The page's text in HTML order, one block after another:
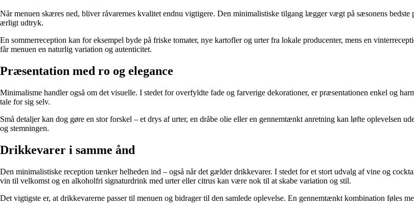
Når menuen skæres ned, bliver råvarernes kvalitet endnu vigtigere. Den minimalistiske tilgang lægger vægt på sæsonens
ærligt udtryk.
En sommerreception kan for eksempel byde på friske tomater, nye kartofler og urter fra lokale producenter, mens en
får menuen en naturlig variation og autenticitet.
Præsentation med ro og elegance
Minimalisme handler også om det visuelle. I stedet for overfyldte fade og farverige dekorationer, er præsentationen enkel og
tale for sig selv.
Små detaljer kan dog gøre en stor forskel – et drys af urter, en dråbe olie eller en gennemtænkt anretning kan løfte oplevelsen
og stemningen.
Drikkevarer i samme ånd
Den minimalistiske reception tænker helheden ind – også når det gælder drikkevarer. I stedet for et stort udvalg af vine og
vin til velkomst og en alkoholfri signaturdrink med urter eller citrus kan være nok til at skabe variation og stil.
Det vigtigste er, at drikkevarerne passer til menuen og bidrager til den samlede oplevelse. En gennemtænkt kombination føles